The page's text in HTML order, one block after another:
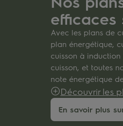
efficaces
Avec les plans de
plan énergétique,
cuisson à
cuisson, et toutes
note énergétique
Découvrir les
En savoir plus